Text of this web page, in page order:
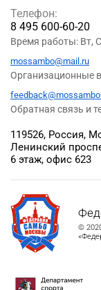
©
119526, Россия,
Ленинский
6 этаж, офис 623
Телефон:
8 495 600-60-20
Время работы: Вт,
mossambo@mail.ru
Организационные
Обратная связь и